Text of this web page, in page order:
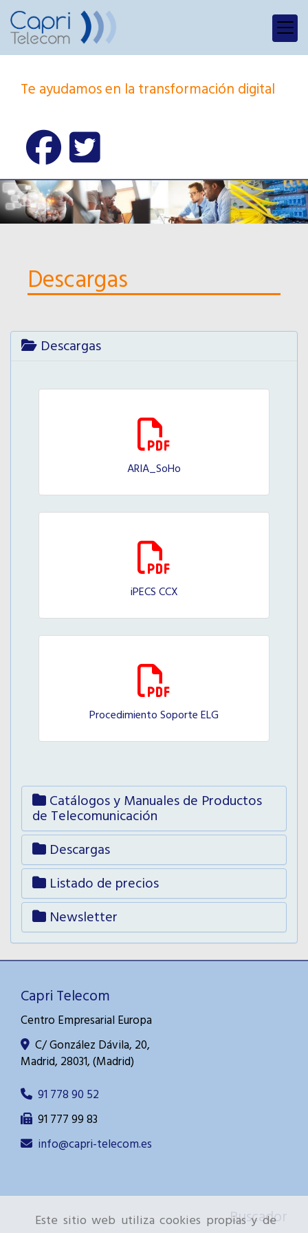
Este sitio web utiliza cookies propias y de
Te ayudamos en la transformación digital
Descargas
Descargas
ARIA_SoHo
iPECS CCX
Procedimiento Soporte ELG
Catálogos y Manuales de Productos
de Telecomunicación
Descargas
Listado de precios
Newsletter
Capri Telecom
Centro Empresarial Europa
C/ González Dávila, 20,
Madrid, 28031, (Madrid)
91 778 90 52
91 777 99 83
info
capri-telecom.es
Buscador